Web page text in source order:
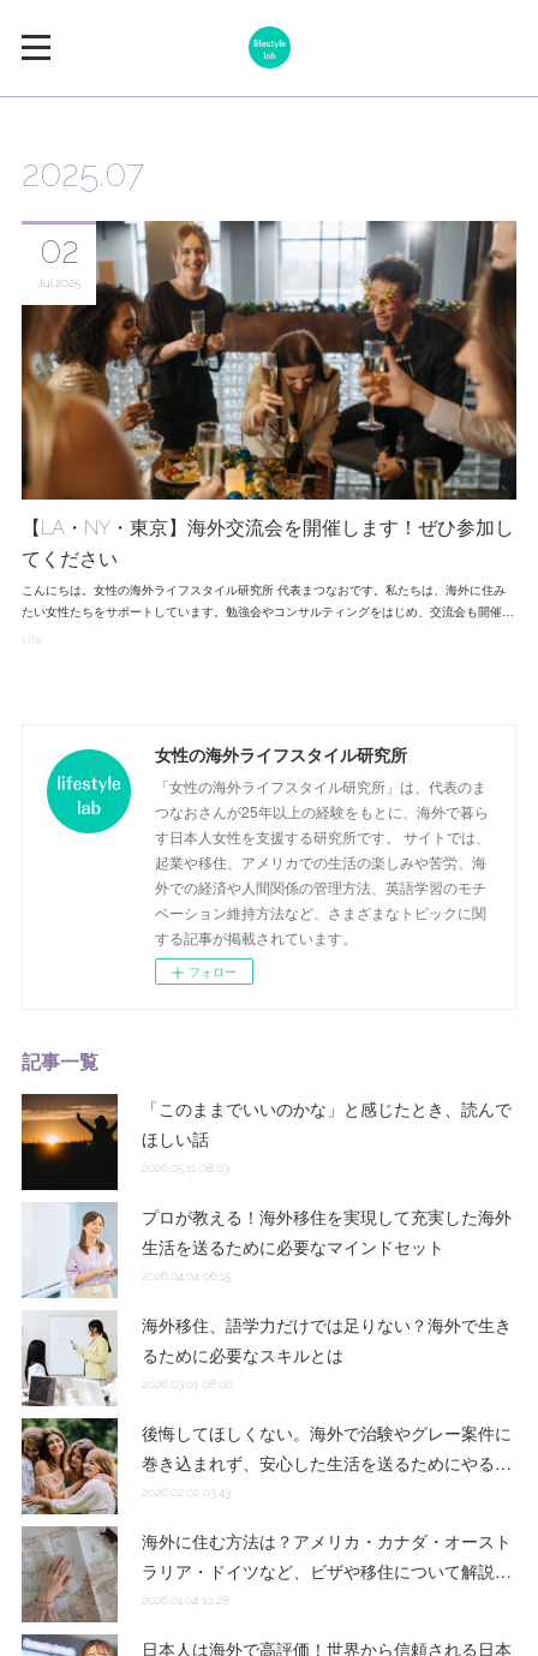
2025.07
【LA・NY・東京】海外交流会を開催します！ぜひ参加し
てください
こんにちは。女性の海外ライフスタイル研究所 代表まつなおです。私たちは、海外に住み
たい女性たちをサポートしています。勉強会やコンサルティングをはじめ、交流会も開催…
02
Jul 2025
Life
女性の海外ライフスタイル研究所
「女性の海外ライフスタイル研究所」は、代表のま
つなおさんが25年以上の経験をもとに、海外で暮ら
す日本人女性を支援する研究所です。 サイトでは、
起業や移住、アメリカでの生活の楽しみや苦労、海
外での経済や人間関係の管理方法、英語学習のモチ
ベーション維持方法など、さまざまなトピックに関
する記事が掲載されています。
フォロー
記事一覧
「このままでいいのかな」と感じたとき、読んで
ほしい話
2026.05.11 08:03
プロが教える！海外移住を実現して充実した海外
生活を送るために必要なマインドセット
2026.04.04 06:15
海外移住、語学力だけでは足りない？海外で生き
るために必要なスキルとは
2026.03.01 08:00
後悔してほしくない。海外で治験やグレー案件に
巻き込まれず、安心した生活を送るためにやる…
2026.02.02 03:43
海外に住む方法は？アメリカ・カナダ・オースト
ラリア・ドイツなど、ビザや移住について解説…
2026.01.04 10:28
日本人は海外で高評価！世界から信頼される日本